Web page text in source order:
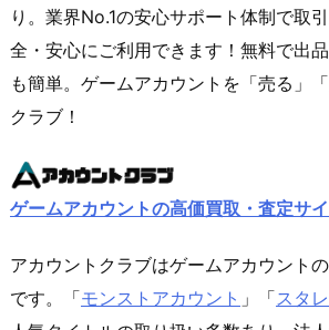
り。業界No.1の安心サポート体制で取
全・安心にご利用できます！無料で出
も簡単。ゲームアカウントを「売る」
クラブ！
ゲームアカウントの高価買取・査定サ
アカウントクラブはゲームアカウント
です。「モンストアカウント 」「スタ